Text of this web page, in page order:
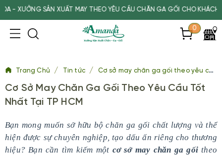
SẢN XUẤT MAY THEO YÊU CẦU CHĂN GA GỐI CHO KHÁCH SẠN,
0
Trang Chủ / Tin tức / Cơ sở may chăn ga gối theo yêu cầu tốt nhất tại TP HCM
Cơ Sở May Chăn Ga Gối Theo Yêu Cầu Tốt
Nhất Tại TP HCM
Bạn mong muốn sở hữu bộ chăn ga gối chất lượng và thể
hiện được sự chuyên nghiệp, tạo dấu ấn riêng cho thương
hiệu? Bạn cần tìm kiếm một cơ sở may chăn ga gốitheo